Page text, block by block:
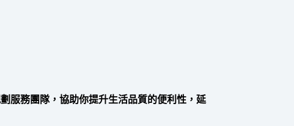
服務團隊，協助你提升生活品質的便利性，延